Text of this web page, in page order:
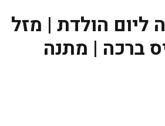
ליום הולדת | מזל
ברכה | מתנה